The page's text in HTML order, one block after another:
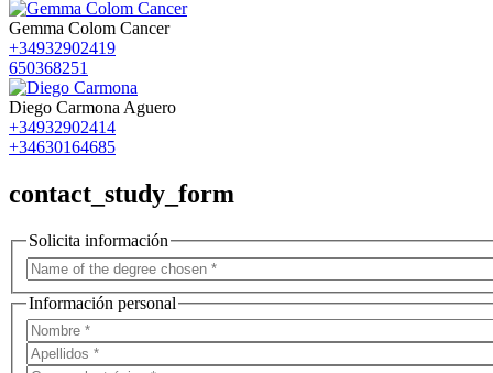
Gemma Colom Cancer
+34932902419
650368251
Diego Carmona Aguero
+34932902414
+34630164685
contact_study_form
Solicita información
Información personal